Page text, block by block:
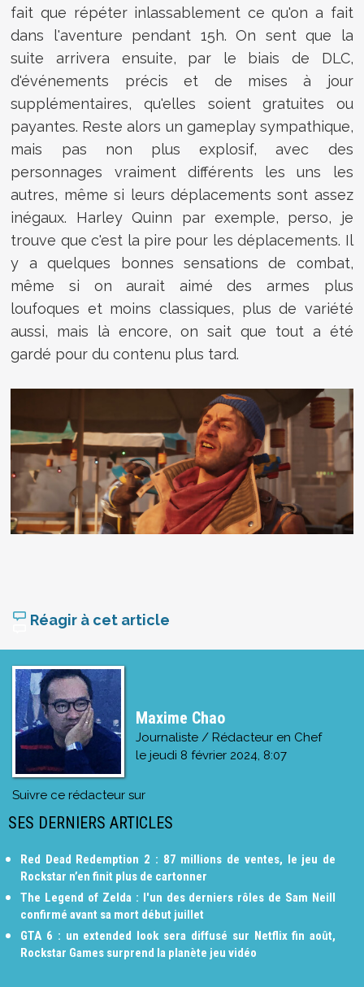
fait que répéter inlassablement ce qu'on a fait
dans l'aventure pendant 15h. On sent que la
suite arrivera ensuite, par le biais de DLC,
d'événements précis et de mises à jour
supplémentaires, qu'elles soient gratuites ou
payantes. Reste alors un gameplay sympathique,
mais pas non plus explosif, avec des
personnages vraiment différents les uns les
autres, même si leurs déplacements sont assez
inégaux. Harley Quinn par exemple, perso, je
trouve que c'est la pire pour les déplacements. Il
y a quelques bonnes sensations de combat,
même si on aurait aimé des armes plus
loufoques et moins classiques, plus de variété
aussi, mais là encore, on sait que tout a été
gardé pour du contenu plus tard.
Réagir à cet article
Maxime Chao
Journaliste / Rédacteur en Chef
le jeudi 8 février 2024, 8:07
Suivre ce rédacteur sur
SES DERNIERS ARTICLES
Red Dead Redemption 2 : 87 millions de ventes, le jeu de
Rockstar n’en finit plus de cartonner
The Legend of Zelda : l'un des derniers rôles de Sam Neill
confirmé avant sa mort début juillet
GTA 6 : un extended look sera diffusé sur Netflix fin août,
Rockstar Games surprend la planète jeu vidéo